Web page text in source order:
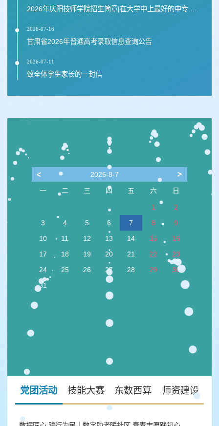
2026-07-16
甘肃省2026年普通高考录取信息查询公告
2026-07-11
致全体学生家长的一封信
2026-8-7
一 二 三 四 五 六 日
1
2
3
4 5 6 7 8
9
10
11 12 13 14 15
16
17
18 19 20 21 22
23
24
25 26 27 28 29
30
31
党团活动 技能大赛 东数西算 师资建设